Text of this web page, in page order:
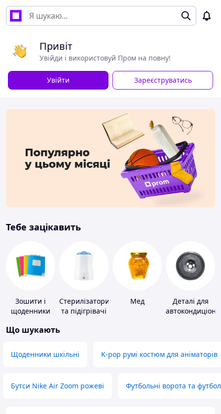
Привіт
Увійди і використовуй Пром на повну!
Увійти Зареєструватись
Тебе зацікавить
Зошити і
щоденники
Стерилізатори
та підігрівачі
Мед
Деталі для
Що шукають
Щоденники шкільні K-pop румі костюм для аніматорів
Бутси Nike Air Zoom рожеві Футбольні ворота та